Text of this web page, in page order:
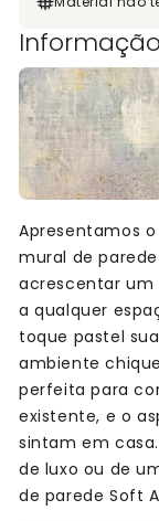
Apresentamos
mural de
acrescentar um
a qualquer
toque pastel
ambiente
perfeita para
existente, e o
sintam em
de luxo ou de
de parede Soft